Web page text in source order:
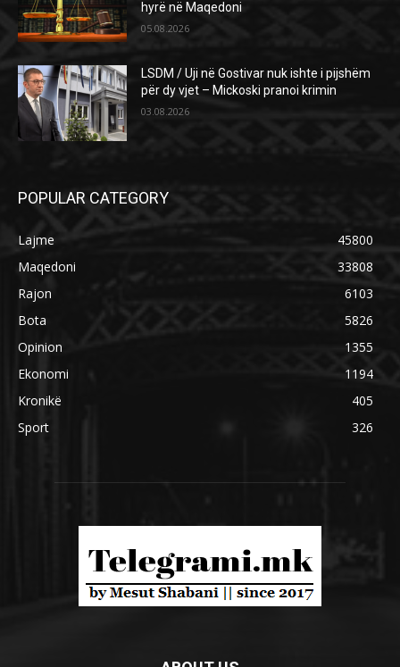
hyrë në Maqedoni
05.08.2026
LSDM / Uji në Gostivar nuk ishte i pijshëm
për dy vjet – Mickoski pranoi krimin
03.08.2026
POPULAR CATEGORY
Lajme
45800
Maqedoni
33808
Rajon
6103
Bota
5826
Opinion
1355
Ekonomi
1194
Kronikë
405
Sport
326